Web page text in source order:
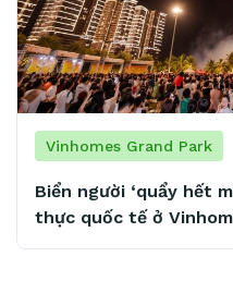
Vinhomes Grand Park
Mở 4 cơ sở chỉ trong
tiếng khẳng định:
mảnh đất vàng tiềm